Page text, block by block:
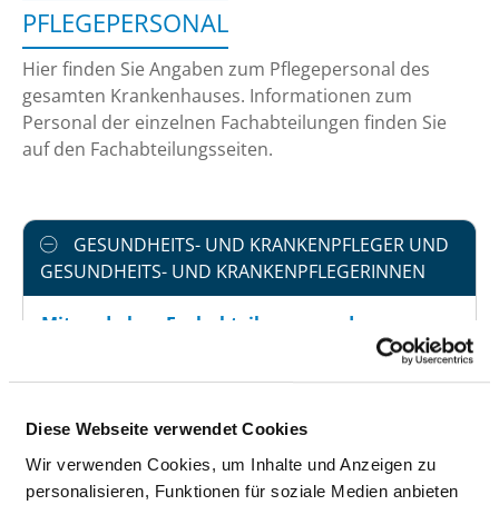
Diese Webseite verwendet Cookies
Wir verwenden Cookies, um Inhalte und Anzeigen zu
personalisieren, Funktionen für soziale Medien anbieten
PFLEGEPERSONAL
Hier finden Sie Angaben zum Pflegepersonal des
gesamten Krankenhauses. Informationen zum
Personal der einzelnen Fachabteilungen finden Sie
auf den Fachabteilungsseiten.
GESUNDHEITS- UND KRANKENPFLEGER UND
GESUNDHEITS- UND KRANKENPFLEGERINNEN
Mit und ohne Fachabteilungszuordnung
Anzahl (gesamt)
1.122,31
Personal mit direktem
Beschäftigungsverhältnis
1.122,31